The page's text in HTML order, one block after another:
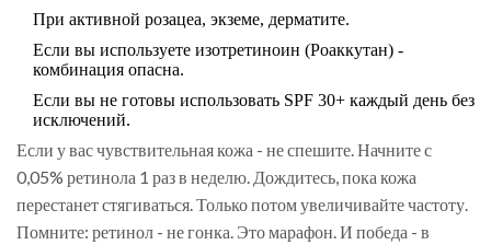
При активной розацеа, экземе, дерматите.
Если вы используете изотретиноин (Роаккутан) -
комбинация опасна.
Если вы не готовы использовать SPF 30+ каждый день без
исключений.
Если у вас чувствительная кожа - не спешите. Начните с
0,05% ретинола 1 раз в неделю. Дождитесь, пока кожа
перестанет стягиваться. Только потом увеличивайте частоту.
Помните: ретинол - не гонка. Это марафон. И победа - в